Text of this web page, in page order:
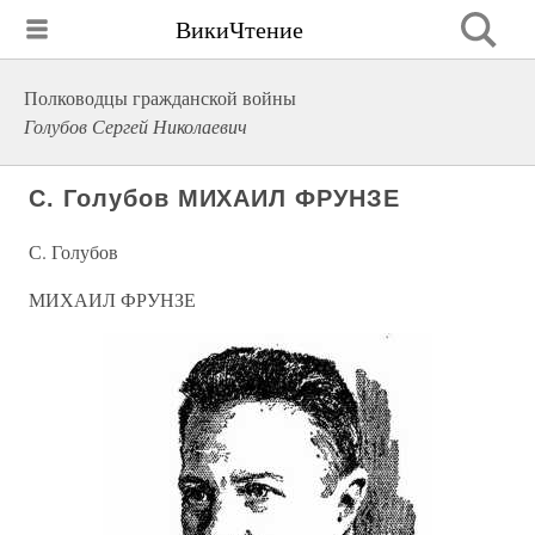
ВикиЧтение
Полководцы гражданской войны
Голубов Сергей Николаевич
С. Голубов МИХАИЛ ФРУНЗЕ
С. Голубов
МИХАИЛ ФРУНЗЕ